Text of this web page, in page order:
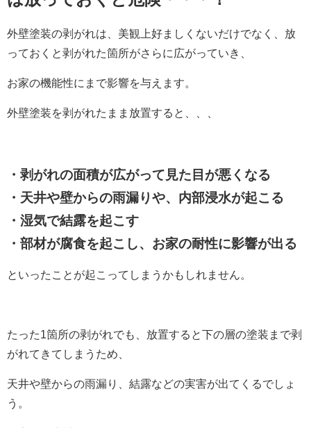
外壁塗装の剥がれは、美観上好ましくないだけでなく、放
っておくと剥がれた箇所がさらに広がっていき、
お家の機能性にまで影響を与えます。
外壁塗装を剥がれたまま放置すると、、、
・剥がれの面積が広がって見た目が悪くなる
・天井や壁からの雨漏りや、内部浸水が起こる
・湿気で結露を起こす
・部材が腐食を起こし、お家の耐性に影響が出る
といったことが起こってしまうかもしれません。
たった1箇所の剥がれでも、放置すると下の層の塗装まで剥
がれてきてしまうため、
天井や壁からの雨漏り、結露などの実害が出てくるでしょ
う。